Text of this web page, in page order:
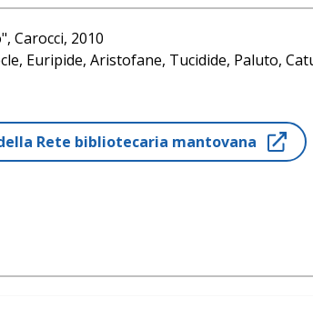
Carocci, 2010
Euripide, Aristofane, Tucidide, Paluto,
Rete bibliotecaria mantovana